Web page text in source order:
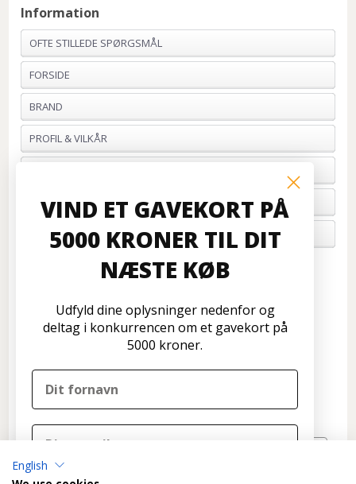
Information
OFTE STILLEDE SPØRGSMÅL
FORSIDE
BRAND
PROFIL & VILKÅR
FORTRYD ORDRE
OM OS
Kundeservice
Formervangen 17
2600 Glostrup
Nyhedsbrev
English
VIND ET GAVEKORT PÅ
5000 KRONER TIL DIT
NÆSTE KØB
Udfyld dine oplysninger nedenfor og
deltag i konkurrencen om et gavekort på
5000 kroner.